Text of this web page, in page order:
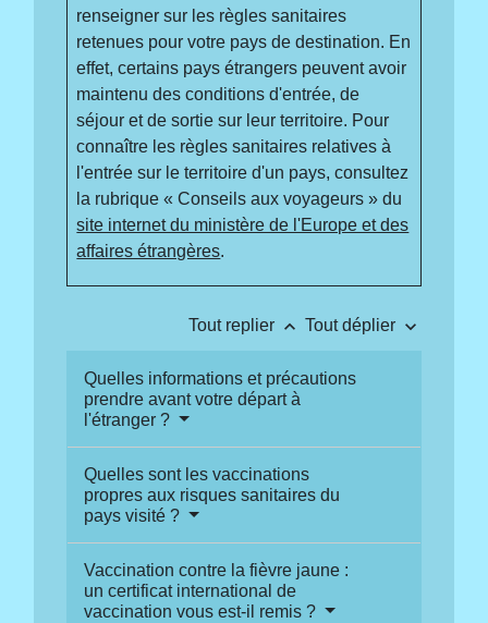
renseigner sur les règles sanitaires
retenues pour votre pays de destination. En
effet, certains pays étrangers peuvent avoir
maintenu des conditions d'entrée, de
séjour et de sortie sur leur territoire. Pour
connaître les règles sanitaires relatives à
l'entrée sur le territoire d'un pays, consultez
la rubrique « Conseils aux voyageurs » du
site internet du ministère de l'Europe et des
affaires étrangères.
Tout replier keyboard_arrow_up Tout déplier keyboard_arrow_down
Quelles informations et précautions
prendre avant votre départ à
l'étranger ?
Quelles sont les vaccinations
propres aux risques sanitaires du
pays visité ?
Vaccination contre la fièvre jaune :
un certificat international de
vaccination vous est-il remis ?